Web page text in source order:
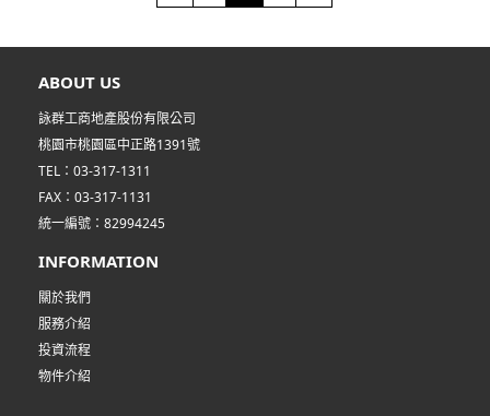
ABOUT US
詠群工商地產股份有限公司
桃園市桃園區中正路1391號
TEL：03-317-1311
FAX：03-317-1131
統一編號：82994245
INFORMATION
關於我們
服務介紹
投資流程
物件介紹